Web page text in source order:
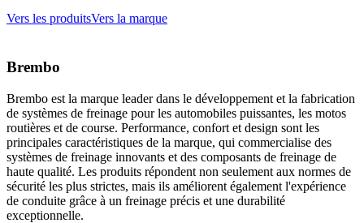
Vers les produitsVers la marque
Brembo
Brembo est la marque leader dans le développement et la fabrication
de systèmes de freinage pour les automobiles puissantes, les motos
routières et de course. Performance, confort et design sont les
principales caractéristiques de la marque, qui commercialise des
systèmes de freinage innovants et des composants de freinage de
haute qualité. Les produits répondent non seulement aux normes de
sécurité les plus strictes, mais ils améliorent également l'expérience
de conduite grâce à un freinage précis et une durabilité
exceptionnelle.